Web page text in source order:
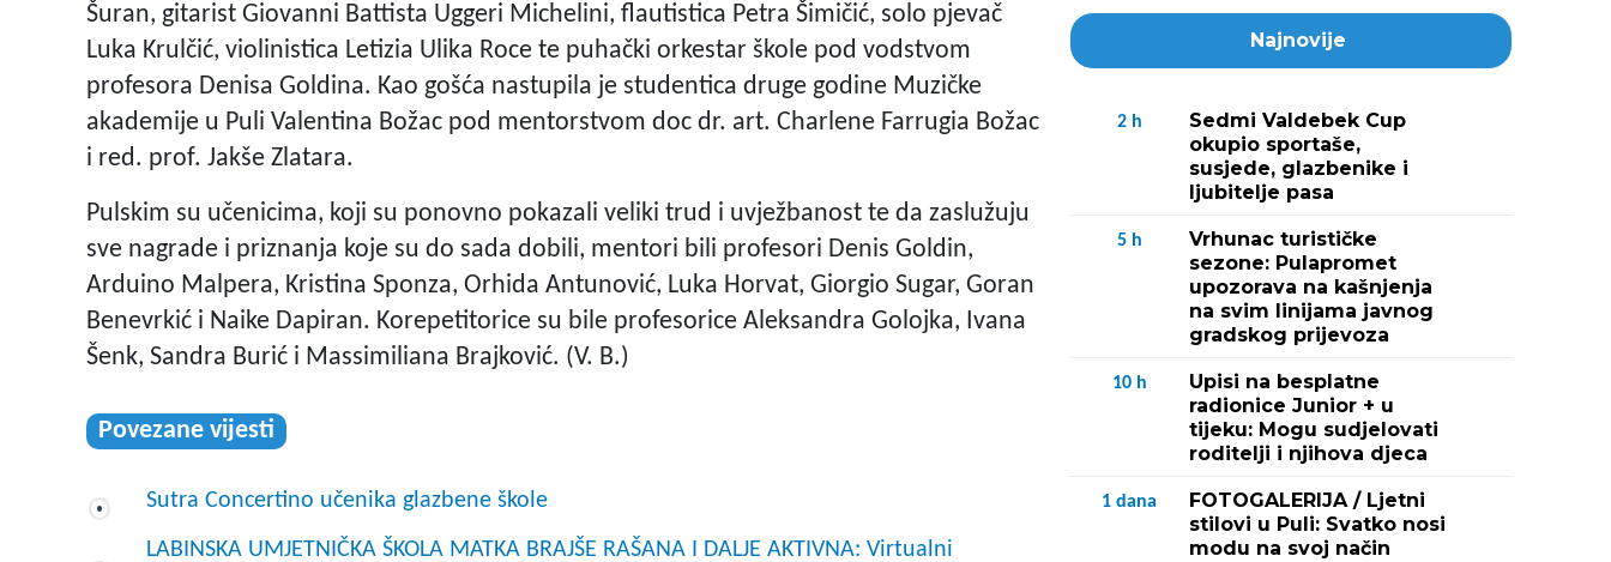
Šuran, gitarist Giovanni Battista Uggeri Michelini, flautistica Petra Šimičić, solo pjevač
Luka Krulčić, violinistica Letizia Ulika Roce te puhački orkestar škole pod vodstvom
profesora Denisa Goldina. Kao gošća nastupila je studentica druge godine Muzičke
akademije u Puli Valentina Božac pod mentorstvom doc dr. art. Charlene Farrugia Božac
i red. prof. Jakše Zlatara.
Pulskim su učenicima, koji su ponovno pokazali veliki trud i uvježbanost te da zaslužuju
sve nagrade i priznanja koje su do sada dobili, mentori bili profesori Denis Goldin,
Arduino Malpera, Kristina Sponza, Orhida Antunović, Luka Horvat, Giorgio Sugar, Goran
Benevrkić i Naike Dapiran. Korepetitorice su bile profesorice Aleksandra Golojka, Ivana
Šenk, Sandra Burić i Massimiliana Brajković. (V. B.)
Povezane vijesti
Sutra Concertino učenika glazbene škole
LABINSKA UMJETNIČKA ŠKOLA MATKA BRAJŠE RAŠANA I DALJE AKTIVNA: Virtualni
Najnovije
2 h
Sedmi Valdebek Cup
okupio sportaše,
susjede, glazbenike i
ljubitelje pasa
5 h
Vrhunac turističke
sezone: Pulapromet
upozorava na kašnjenja
na svim linijama javnog
gradskog prijevoza
10 h
Upisi na besplatne
radionice Junior + u
tijeku: Mogu sudjelovati
roditelji i njihova djeca
1 dana
FOTOGALERIJA / Ljetni
stilovi u Puli: Svatko nosi
modu na svoj način